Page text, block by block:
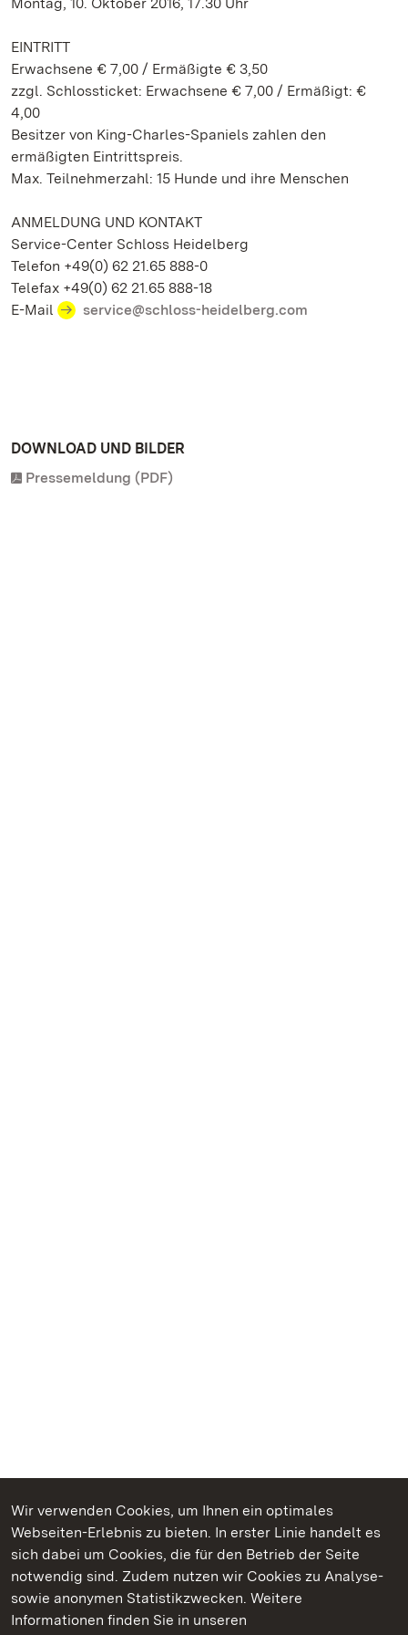
Wir verwenden Cookies, um Ihnen ein optimales
Webseiten-Erlebnis zu bieten. In erster Linie handelt es
sich dabei um Cookies, die für den Betrieb der Seite
notwendig sind. Zudem nutzen wir Cookies zu Analyse-
sowie anonymen Statistikzwecken. Weitere
Informationen finden Sie in unseren
EINTRITT
Erwachsene € 7,00 / Ermäßigte € 3,50
zzgl. Schlossticket: Erwachsene € 7,00 / Ermäßigt: €
4,00
Besitzer von King-Charles-Spaniels zahlen den
ermäßigten Eintrittspreis.
Max. Teilnehmerzahl: 15 Hunde und ihre Menschen
ANMELDUNG UND KONTAKT
Service-Center Schloss Heidelberg
Telefon +49(0) 62 21.65 888-0
Telefax +49(0) 62 21.65 888-18
E-Mail
service@schloss-heidelberg.com
DOWNLOAD UND BILDER
Pressemeldung (PDF)
Kommen. Staunen. Genießen.